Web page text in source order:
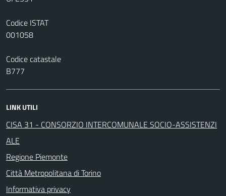
Codice ISTAT
001058
Codice catastale
B777
LINK UTILI
CISA 31 - CONSORZIO INTERCOMUNALE SOCIO-ASSISTENZI
ALE
Regione Piemonte
Città Metropolitana di Torino
Informativa privacy